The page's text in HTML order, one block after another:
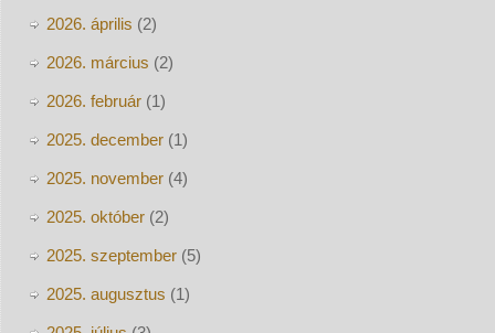
2026. április (2)
2026. március (2)
2026. február(1)
2025. december(1)
2025. november(4)
2025. október(2)
2025. szeptember(5)
2025. augusztus (1)